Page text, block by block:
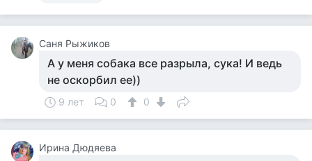
Саня Рыжиков
А у меня собака все разрыла, сука! И ведь
не оскорбил ее))
9 лет 0 0
Ирина Дюдяева